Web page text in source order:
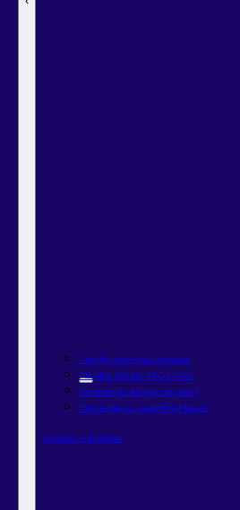
Planilha financeira pessoal
Planilha Tabela SAC x Price
Comprar ou alugar um carro?
Simulação de patrimônio futuro
Análises e Estudos